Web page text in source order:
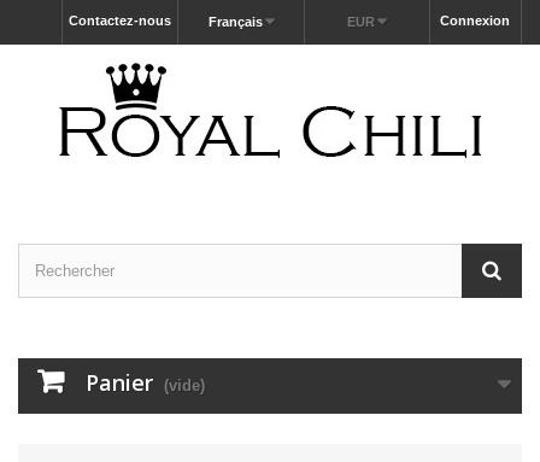
Connexion
EUR
Français
Contactez-nous
Panier (vide)